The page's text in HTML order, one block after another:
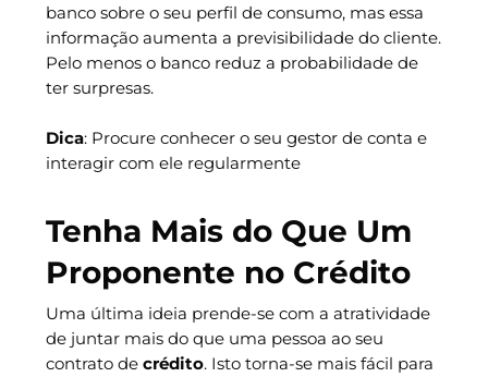
banco sobre o seu perfil de consumo, mas essa
informação aumenta a previsibilidade do cliente.
Pelo menos o banco reduz a probabilidade de
ter surpresas.
Dica: Procure conhecer o seu gestor de conta e
interagir com ele regularmente
Tenha Mais do Que Um
Proponente no Crédito
Uma última ideia prende-se com a atratividade
de juntar mais do que uma pessoa ao seu
contrato de crédito. Isto torna-se mais fácil para